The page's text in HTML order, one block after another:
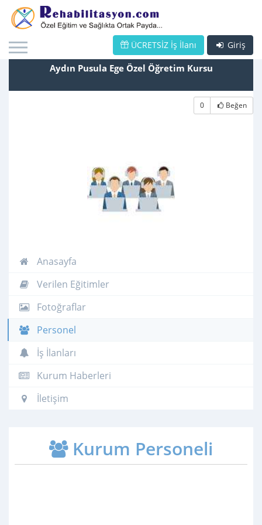
Giriş
ÜCRETSİZ İş İlanı
Aydın Pusula Ege Özel Öğretim Kursu
0 Beğen
Anasayfa
Verilen Eğitimler
Fotoğraflar
Personel
İş İlanları
Kurum Haberleri
İletişim
Kurum Personeli